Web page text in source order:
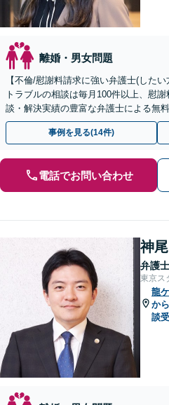
離婚・男女問題
【不倫/慰謝料請求に強い弁護士(した
トラブルの相談は毎月100件以上、慰
談・解決実績の豊富な弁護士による無
倫相談は初回0円】【全国対応】
事例を見る(14件)
電話でお問い合わせ
神
弁護士
東京ス
龍
か
談